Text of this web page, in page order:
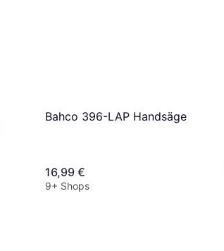
Bahco 396-LAP Handsäge
16,99 €
9+ Shops